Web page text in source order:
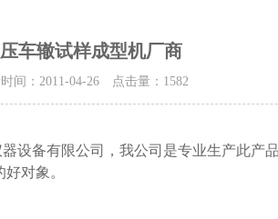
车辙试样成型机厂商
间：2011-04-26 点击量： 1582
设备有限公司，我公司是专业生产此产
对象。